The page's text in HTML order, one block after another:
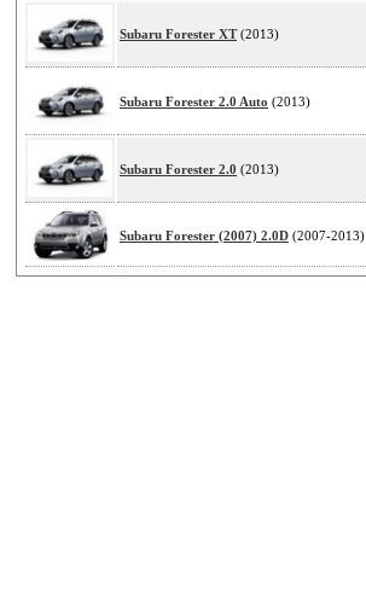
Subaru Forester XT(2013)
Subaru Forester 2.0 Auto (2013)
Subaru Forester 2.0 (2013)
Subaru Forester (2007) 2.0D (2007-2013)